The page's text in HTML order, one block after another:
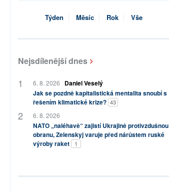
Týden Měsíc Rok Vše
Nejsdílenější dnes
6. 8. 2026
Daniel Veselý
Jak se pozdně kapitalistická mentalita snoubí s
řešením klimatické krize? 43
6. 8. 2026
NATO „naléhavě“ zajistí Ukrajině protivzdušnou
obranu, Zelenskyj varuje před nárůstem ruské
výroby raket
1